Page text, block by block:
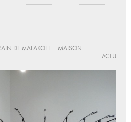
DE MALAKOFF – MAISON
ACTU